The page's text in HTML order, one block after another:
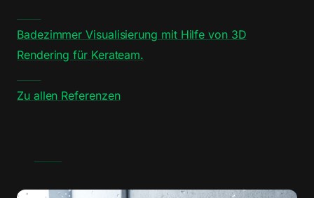
Badezimmer Visualisierung mit Hilfe von 3D
Rendering für Kerateam.
Zu allen Referenzen